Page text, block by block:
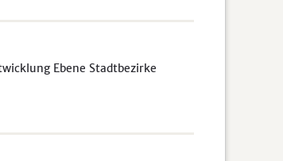
Ebene Stadtbezirke